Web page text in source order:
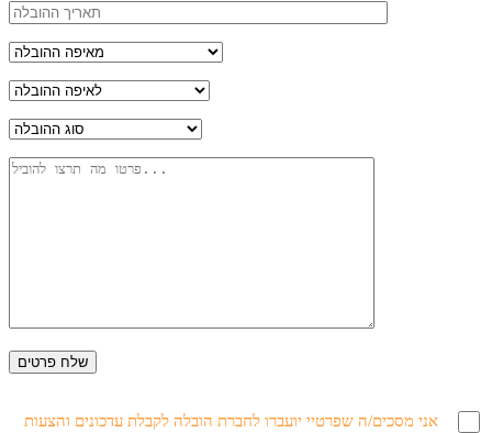
אני מסכים/ה שפרטיי יועברו לחברת הובלה לקבלת עדכונים והצעות